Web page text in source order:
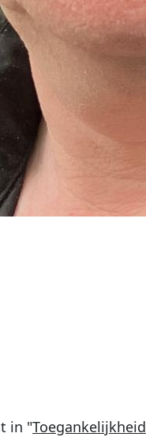
in "Toegankelijkheid